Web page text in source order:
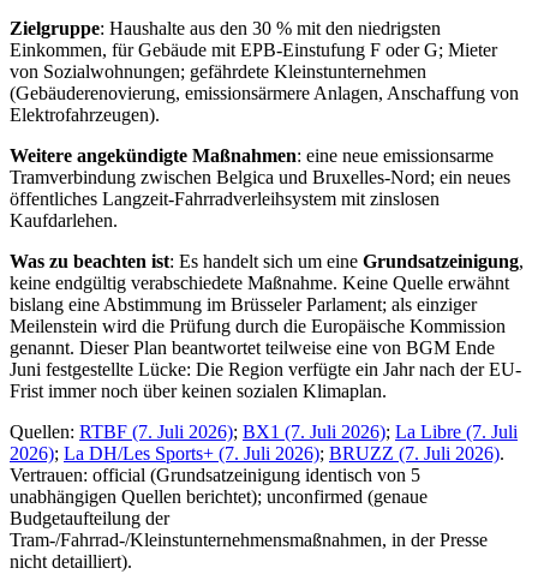
Zielgruppe: Haushalte aus den 30 % mit den niedrigsten
Einkommen, für Gebäude mit EPB-Einstufung F oder G; Mieter
von Sozialwohnungen; gefährdete Kleinstunternehmen
(Gebäuderenovierung, emissionsärmere Anlagen, Anschaffung von
Elektrofahrzeugen).
Weitere angekündigte Maßnahmen: eine neue emissionsarme
Tramverbindung zwischen Belgica und Bruxelles-Nord; ein neues
öffentliches Langzeit-Fahrradverleihsystem mit zinslosen
Kaufdarlehen.
Was zu beachten ist: Es handelt sich um eine Grundsatzeinigung,
keine endgültig verabschiedete Maßnahme. Keine Quelle erwähnt
bislang eine Abstimmung im Brüsseler Parlament; als einziger
Meilenstein wird die Prüfung durch die Europäische Kommission
genannt. Dieser Plan beantwortet teilweise eine von BGM Ende
Juni festgestellte Lücke: Die Region verfügte ein Jahr nach der EU-
Frist immer noch über keinen sozialen Klimaplan.
Quellen: RTBF (7. Juli 2026); BX1 (7. Juli 2026); La Libre (7. Juli
2026); La DH/Les Sports+ (7. Juli 2026); BRUZZ (7. Juli 2026).
Vertrauen: official (Grundsatzeinigung identisch von 5
unabhängigen Quellen berichtet); unconfirmed (genaue
Budgetaufteilung der
Tram-/Fahrrad-/Kleinstunternehmensmaßnahmen, in der Presse
nicht detailliert).